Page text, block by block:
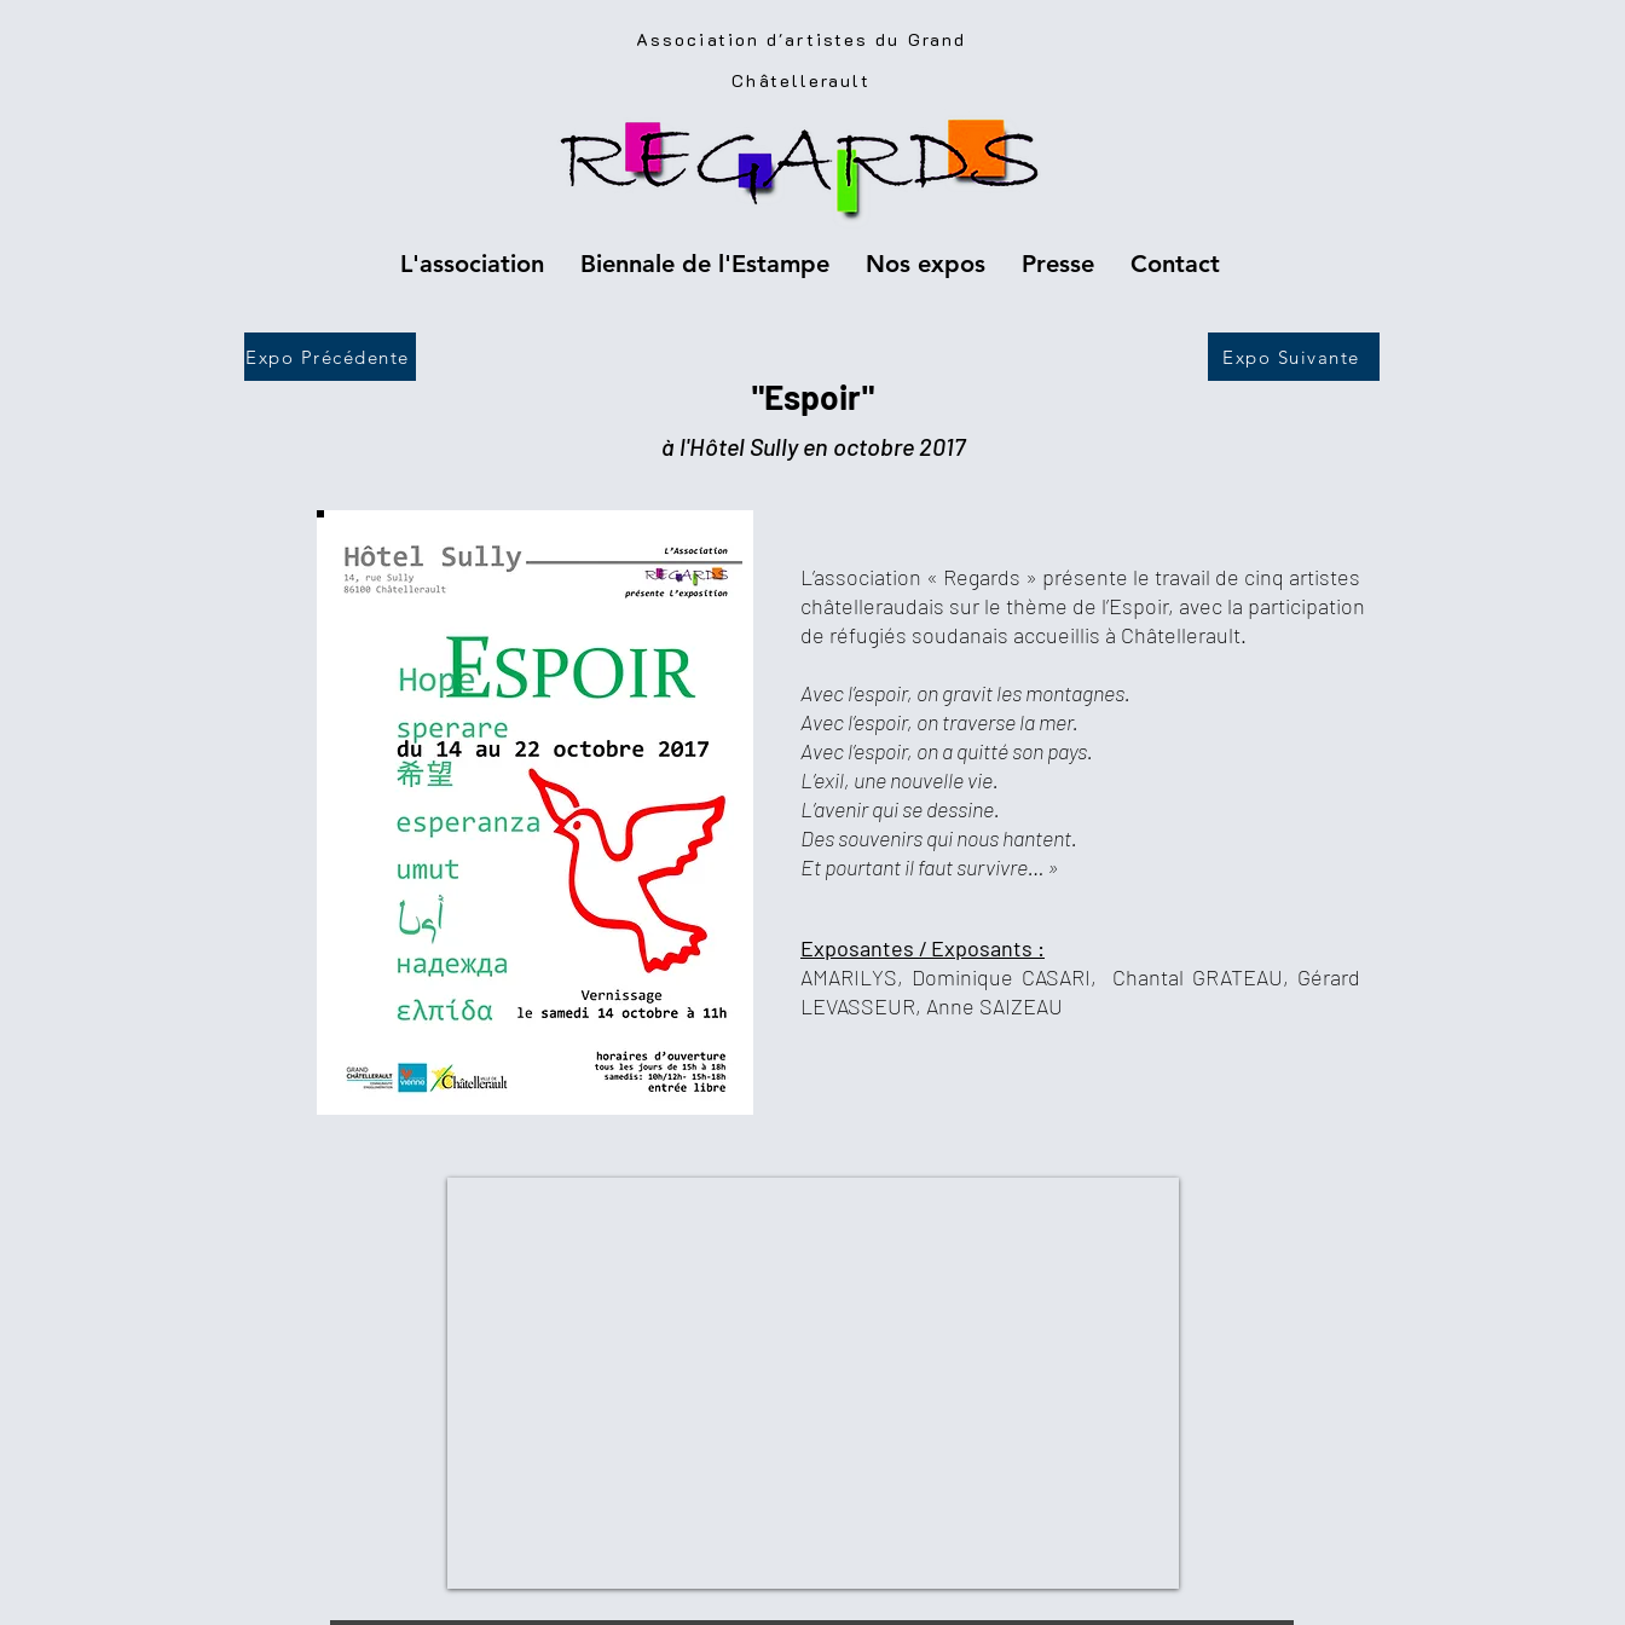
Association d'artistes du Grand
Châtellerault
L'association Biennale de l'Estampe Nos expos Presse Contact
"Espoir"
à l'Hôtel Sully en octobre 2017
Expo Précédente Expo Suivante
L’association « Regards » présente le travail de cinq artistes
châtelleraudais sur le thème de l’Espoir, avec la participation
de réfugiés soudanais accueillis à Châtellerault.
Avec l’espoir, on gravit les montagnes.
Avec l’espoir, on traverse la mer.
Avec l’espoir, on a quitté son pays.
L’exil, une nouvelle vie.
L’avenir qui se dessine.
Des souvenirs qui nous hantent.
Et pourtant il faut survivre… »
Exposantes / Exposants :
AMARILYS, Dominique CASARI, Chantal GRATEAU, Gérard
LEVASSEUR, Anne SAIZEAU